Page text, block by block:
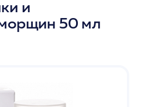
и
50 мл